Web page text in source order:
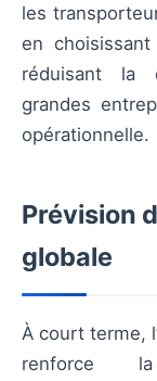
les
en
réduisant la
grandes
opérationnelle.
Prévision
globale
À court terme,
renforce